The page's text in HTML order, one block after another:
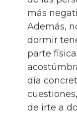
más
Además,
dormir
parte
día
de irte a